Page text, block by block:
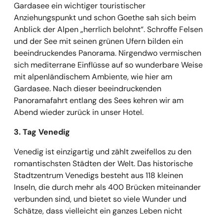
Gardasee ein wichtiger touristischer
Anziehungspunkt und schon Goethe sah sich beim
Anblick der Alpen „herrlich belohnt“. Schroffe Felsen
und der See mit seinen grünen Ufern bilden ein
beeindruckendes Panorama. Nirgendwo vermischen
sich mediterrane Einflüsse auf so wunderbare Weise
mit alpenländischem Ambiente, wie hier am
Gardasee. Nach dieser beeindruckenden
Panoramafahrt entlang des Sees kehren wir am
Abend wieder zurück in unser Hotel.
3. Tag Venedig
Venedig ist einzigartig und zählt zweifellos zu den
romantischsten Städten der Welt. Das historische
Stadtzentrum Venedigs besteht aus 118 kleinen
Inseln, die durch mehr als 400 Brücken miteinander
verbunden sind, und bietet so viele Wunder und
Schätze, dass vielleicht ein ganzes Leben nicht